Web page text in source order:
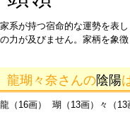
家系が持つ宿命的な運勢を表
の力が及びません。家柄を象徴
龍瑚々奈さんの陰陽
龍（16画） 瑚（13画）々（13